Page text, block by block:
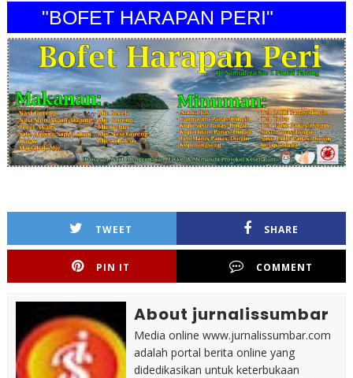
"BOFET HARAPAN PERI"
TWEET SHARE
PIN IT COMMENT
About jurnalissumbar
Media online www.jurnalissumbar.com
adalah portal berita online yang
didedikasikan untuk keterbukaan